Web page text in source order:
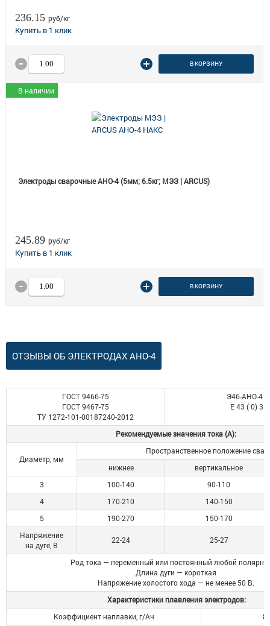
236.15 руб/кг
В КОРЗИНУ
В наличии
Электроды сварочные АНО-4 (5мм; 6.5кг; МЭЗ | ARCUS)
245.89 руб/кг
В КОРЗИНУ
ОТЗЫВЫ ОБ ЭЛЕКТРОДАХ АНО-4
ГОСТ 9466-75
ГОСТ 9467-75
ТУ 1272-101-00187240-2012
Э46-АНО-4 -
Е 43 ( 0) 3 -
Рекомендуемые значения тока (А):
Диаметр, мм
Пространственное положение
нижнее
вертикальное
3
100-140
90-110
4
170-210
140-150
5
190-270
150-170
Напряжение
на дуге, В
22-24 25-27
Род тока — переменный или постоянный любой
Длина дуги — короткая
Напряжение холостого хода — не менее 50 В.
Характеристики плавления электродов:
Коэффициент наплавки, г/Ач